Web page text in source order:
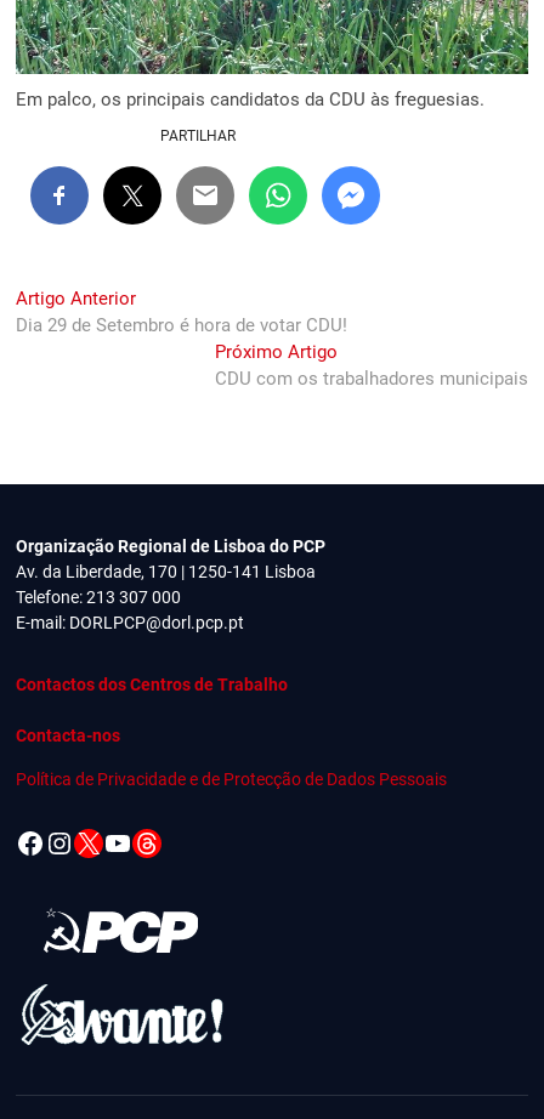
Em palco, os principais candidatos da CDU às freguesias.
PARTILHAR
Navegação
de
Artigo AnteriorPrevious
post:
Dia 29 de Setembro é hora de votar CDU!
Próximo ArtigoNext
post:
CDU com os trabalhadores municipais
Organização Regional de Lisboa do PCP
Av. da Liberdade, 170 | 1250-141 Lisboa
Telefone: 213 307 000
E-mail: DORLPCP@dorl.pcp.pt
Contactos dos Centros de Trabalho
Contacta-nos
Política de Privacidade e de Protecção de Dados Pessoais
Facebook
Instagram
X YouTube
Threads